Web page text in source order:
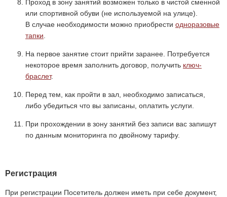
Проход в зону занятий возможен только в чистой сменной
или спортивной обуви (не используемой на улице).
В случае необходимости можно приобрести одноразовые
тапки
На первое занятие стоит прийти заранее. Потребуется
некоторое время заполнить договор, получить ключ-
браслет.
Перед тем, как пройти в зал, необходимо записаться,
либо убедиться что вы записаны, оплатить услуги.
При прохождении в зону занятий без записи вас запишут
по данным мониторинга по двойному тарифу.
Регистрация
При регистрации Посетитель должен иметь при себе документ,